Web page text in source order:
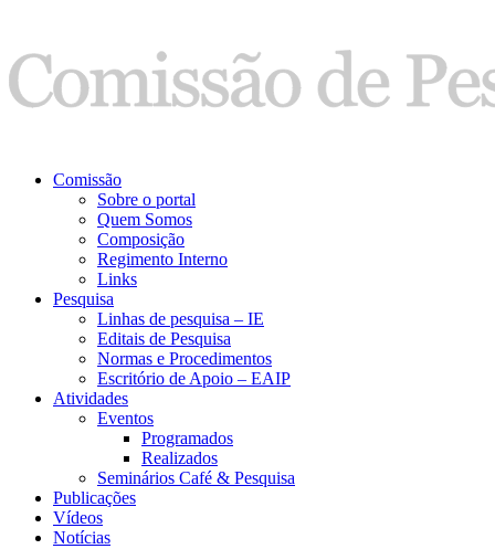
Comissão
Sobre o portal
Quem Somos
Composição
Regimento Interno
Links
Pesquisa
Linhas de pesquisa – IE
Editais de Pesquisa
Normas e Procedimentos
Escritório de Apoio – EAIP
Atividades
Eventos
Programados
Realizados
Seminários Café & Pesquisa
Publicações
Vídeos
Notícias